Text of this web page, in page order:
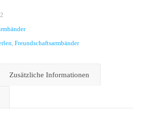
, Freundschaftsarmbänder
Zusätzliche Informationen